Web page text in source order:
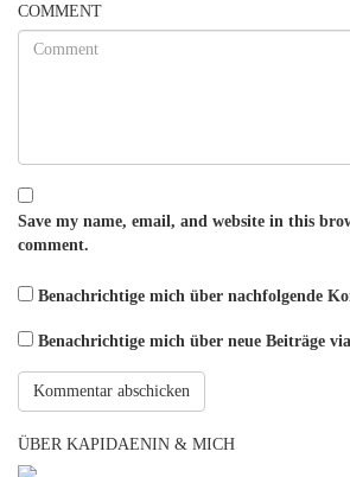
COMMENT
Save my name, email, and website in this
comment.
Benachrichtige mich über nachfolgende
Benachrichtige mich über neue Beiträge
ÜBER KAPIDAENIN & MICH